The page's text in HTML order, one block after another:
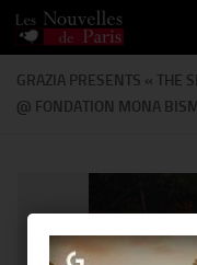
Skip to content
GRAZIA PRESENTS « THE
@ FONDATION MONA